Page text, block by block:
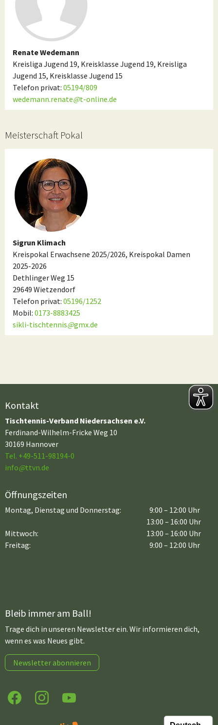
Renate Wedemann
Kreisliga Jugend 19, Kreisklasse Jugend 19, Kreisliga
Jugend 15, Kreisklasse Jugend 15
Telefon privat: 05194/809
wedemann.renate@t-online.de
Meisterschaft Pokal
Sigrun Klimach
Kreispokal Erwachsene 2025/2026, Kreispokal Damen
2025-2026
Dethlinger Weg 15
29649 Wietzendorf
Telefon privat: 05196/1252
Mobil: 0173-8883425
sikli-tischtennis@gmx.de
Kontakt
Tischtennis-Verband Niedersachsen e.V.
Ferdinand-Wilhelm-Fricke Weg 10
30169 Hannover
Tel. +49-511-98194-0
info@ttvn.de
Öffnungszeiten
Montag, Dienstag und Donnerstag:
9:00 – 12:00 Uhr
13:00 – 16:00 Uhr
Mittwoch:
Freitag:
13:00 – 16:00 Uhr
9:00 – 12:00 Uhr
Bleib immer am Ball!
Trage dich in unseren Newsletter ein. Wir informieren dich,
wenn es was Neues gibt.
Newsletter abonnieren